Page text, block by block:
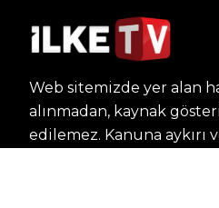
Web sitemizde yer alan
alınmadan, kaynak
edilemez. Kanuna aykırı